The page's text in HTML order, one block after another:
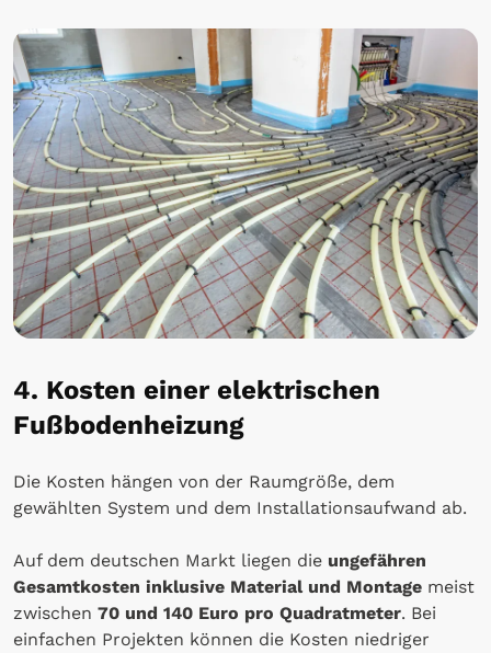
4. Kosten einer elektrischen
Fußbodenheizung
Die Kosten hängen von der Raumgröße, dem
gewählten System und dem Installationsaufwand ab.
Auf dem deutschen Markt liegen die ungefähren
Gesamtkosten inklusive Material und Montage meist
zwischen 70 und 140 Euro pro Quadratmeter. Bei
einfachen Projekten können die Kosten niedriger